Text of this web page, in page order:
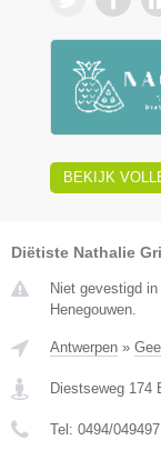
BEKIJK
Diëtiste Nathalie
Niet gevestigd
Henegouwen.
Antwerpen » Geel
Diestseweg 174
Tel: 0494/049497